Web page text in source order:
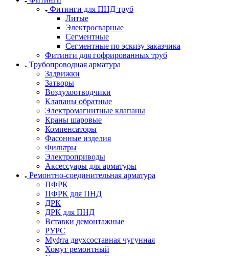
Фитинги для ПНД труб
Литые
Электросварные
Сегментные
Сегментные по эскизу заказчика
Фитинги для гофрированных труб
Трубопроводная арматура
Задвижки
Затворы
Воздухоотводчики
Клапаны обратные
Электромагнитные клапаны
Краны шаровые
Компенсаторы
Фасонные изделия
Фильтры
Электроприводы
Аксессуары для арматуры
Ремонтно-соединительная арматура
ПФРК
ПФРК для ПНД
ДРК
ДРК для ПНД
Вставки демонтажные
РУРС
Муфта двухсоставная чугунная
Хомут ремонтный